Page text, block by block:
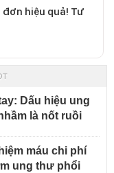
đơn hiệu quả! Tư
Dấu hiệu ung
là nốt ruồi
máu chi phí
ung thư phổi